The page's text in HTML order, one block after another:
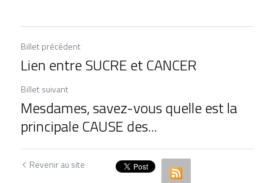
Billet précédent
Lien entre SUCRE et CANCER
Billet suivant
Mesdames, savez-vous quelle est la
principale CAUSE des...
Revenir au site